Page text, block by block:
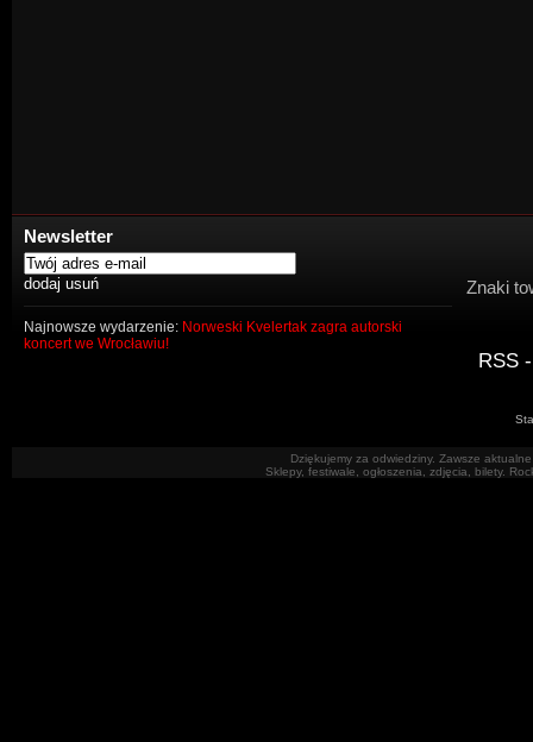
Newsletter
Najnowsze wydarzenie: Norweski Kvelertak zagra autorski
koncert we Wrocławiu!
Znaki
RSS
Dziękujemy za odwiedziny. Zawsze
Sklepy, festiwale, ogłoszenia, zdjęcia, bilety.